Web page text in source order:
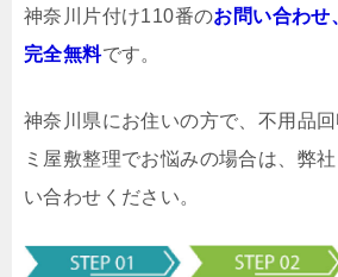
神奈川片付け110番のお問い合わせ
完全無料です。
神奈川県にお住いの方で、不用品
ミ屋敷整理でお悩みの場合は、弊
い合わせください。